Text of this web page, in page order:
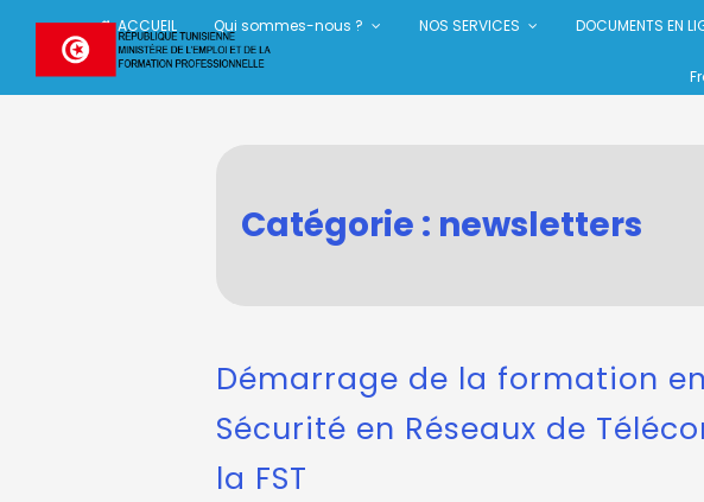
content
ACCUEIL Qui sommes-nous ? NOS SERVICES DOCUMENTS EN
Catégorie : newsletters
Démarrage de la formation
Sécurité en Réseaux de
la FST